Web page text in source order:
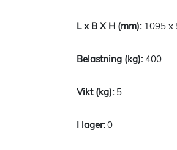
1095 x
400
5
0